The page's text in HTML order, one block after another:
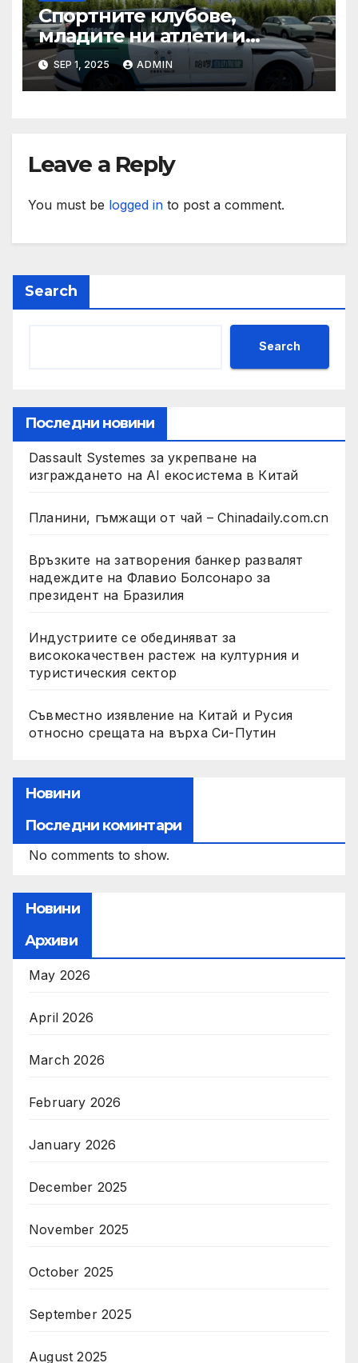
Спортните клубове,
младите ни атлети и
техните треньори имат
нужда от нашата подкрепа
и ние ще им я осигурим
SEP 1, 2025 ADMIN
Leave a Reply
You must be logged in to post a comment.
Search
Search
Последни новини
Dassault Systemes за укрепване на
изграждането на AI екосистема в Китай
Планини, гъмжащи от чай – Chinadaily.com.cn
Връзките на затворения банкер развалят
надеждите на Флавио Болсонаро за
президент на Бразилия
Индустриите се обединяват за
висококачествен растеж на културния и
туристическия сектор
Съвместно изявление на Китай и Русия
относно срещата на върха Си-Путин
Новини
Последни коминтари
No comments to show.
Новини
Архиви
May 2026
April 2026
March 2026
February 2026
January 2026
December 2025
November 2025
October 2025
September 2025
August 2025